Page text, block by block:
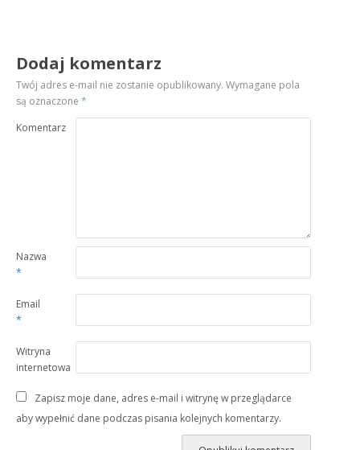
Dodaj komentarz
Twój adres e-mail nie zostanie opublikowany. Wymagane pola
są oznaczone*
Komentarz
Nazwa
*
Email
*
Witryna
internetowa
Zapisz moje dane, adres e-mail i witrynę w przeglądarce
aby wypełnić dane podczas pisania kolejnych komentarzy.